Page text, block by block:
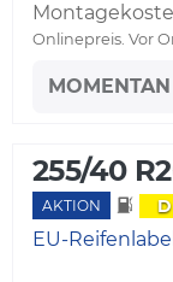
Onlinepreis. Vor
255/40
AKTION D
EU-Reifenlabel